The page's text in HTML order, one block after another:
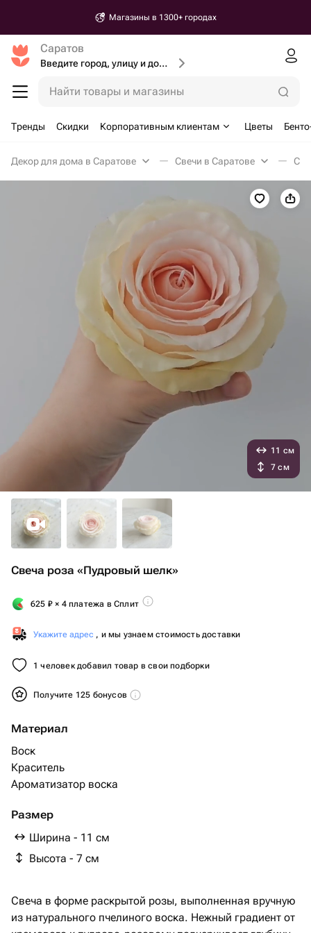
Магазины в 1300+ городах
Саратов
Введите город, улицу и дом доставки
Найти товары и магазины
Тренды Скидки Корпоративным клиентам Цветы
Декор для дома в Саратове Свечи в Саратове
Свеча роза «Пудровый шелк»
625 ₽ × 4 платежа в Сплит
Укажите адрес , и мы узнаем стоимость доставки
1 человек добавил товар в свои подборки
Получите 125 бонусов
Материал
Воск
Краситель
Ароматизатор воска
Размер
Ширина - 11 см
Высота - 7 см
11 см
7 см
Свеча в форме раскрытой розы, выполненная вручную
из натурального пчелиного воска. Нежный градиент от